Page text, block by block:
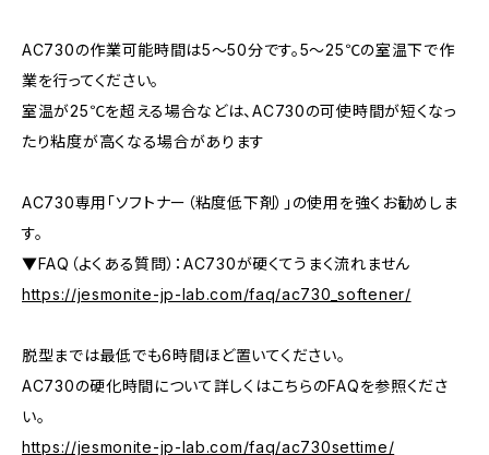
AC730の作業可能時間は5～50分です。5～25℃の室温下で作
業を行ってください。
室温が25℃を超える場合などは、AC730の可使時間が短くなっ
たり粘度が高くなる場合があります
AC730専用「ソフトナー（粘度低下剤）」の使用を強くお勧めしま
す。
▼FAQ（よくある質問）：AC730が硬くてうまく流れません
https://jesmonite-jp-lab.com/faq/ac730_softener/
脱型までは最低でも6時間ほど置いてください。
AC730の硬化時間について詳しくはこちらのFAQを参照くださ
い。
https://jesmonite-jp-lab.com/faq/ac730settime/